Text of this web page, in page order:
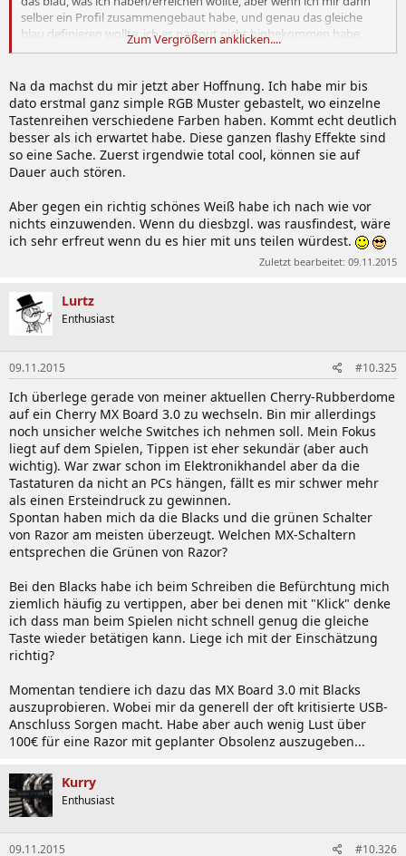
selber ein Profil zusammengebaut habe, und genau das gleiche
blau definieren wollte, ich es partout nicht hinbekommen habe.
Lage, ein "reines weiß" auszugeben. In der Ausgabe der richtigen
Farbe (Temperatur, Helligkeit, Farbe) spielen mehrere Faktoren eine
Rolle... Ich habe mich mit der Corsair Utility noch nicht so viel
befassen können, daher arbeite ich gerade mit einem rudimentär
zusammengebastelten Profil für Lightroom und BF4/D3. Alles was
ich sagen will: Schmeiß die Flinte nicht zu schnell ins Korn, die
Tastatur kann es, es ist nur nicht so einfach ihr zu sagen, was sie
Zum Vergrößern anklicken....
Na da machst du mir jetzt aber Hoffnung. Ich habe mir bis
dato erstmal ganz simple RGB Muster gebastelt, wo einzelne
Tastenreihen verschiedene Farben haben. Kommt echt deutlich
besser als ich erwartet habe. Diese ganzen flashy Effekte sind
so eine Sache. Zuerst irgendwie total cool, können sie auf
Dauer auch stören.
Aber gegen ein richtig schönes Weiß habe ich nach wie vor
nichts einzuwenden. Wenn du diesbzgl. was rausfindest, wäre
ich sehr erfreut wenn du es hier mit uns teilen würdest.
Zuletzt bearbeitet: 09.11.2015
Lurtz
Enthusiast
09.11.2015 #10.325
Ich überlege gerade von meiner aktuellen Cherry-Rubberdome
auf ein Cherry MX Board 3.0 zu wechseln. Bin mir allerdings
noch unsicher welche Switches ich nehmen soll. Mein Fokus
liegt auf dem Spielen, Tippen ist eher sekundär (aber auch
wichtig). War zwar schon im Elektronikhandel aber da die
Tastaturen da nicht an PCs hängen, fällt es mir schwer mehr
als einen Ersteindruck zu gewinnen.
Spontan haben mich da die Blacks und die grünen Schalter
von Razor am meisten überzeugt. Welchen MX-Schaltern
entsprechen die Grünen von Razor?
Bei den Blacks habe ich beim Schreiben die Befürchtung mich
ziemlich häufig zu vertippen, aber bei denen mit "Klick" denke
ich dass man beim Spielen nicht schnell genug die gleiche
Taste wieder betätigen kann. Liege ich mit der Einschätzung
richtig?
Momentan tendiere ich dazu das MX Board 3.0 mit Blacks
auszuprobieren. Wobei mir da generell der oft kritisierte USB-
Anschluss Sorgen macht. Habe aber auch wenig Lust über
100€ für eine Razor mit geplanter Obsolenz auszugeben...
Kurry
Enthusiast
09.11.2015 #10.326